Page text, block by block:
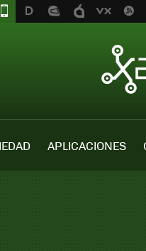
APLICACIONES